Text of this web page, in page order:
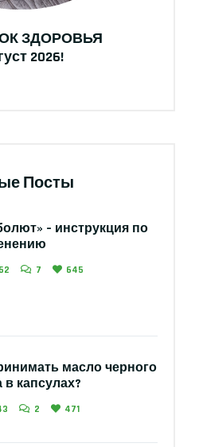
ЗДОРОВЬЯ
2026!
Посты
– инструкция по
7 645
масло черного
в капсулах?
2 471